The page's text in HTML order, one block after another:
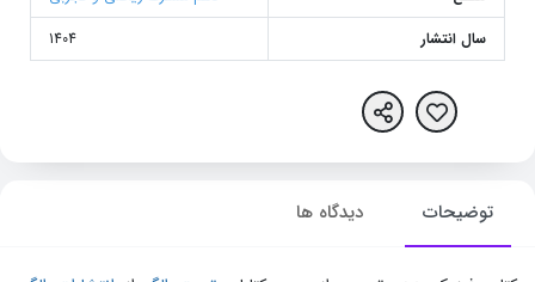
سال انتشار
1404
توضیحات دیدگاه ها